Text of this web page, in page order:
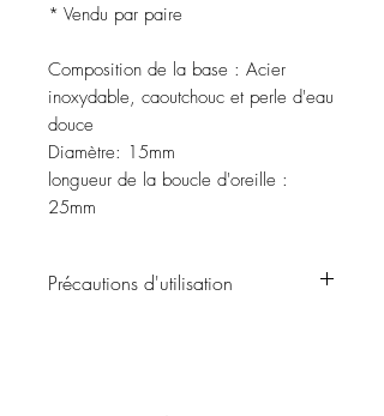
* Vendu par paire
Composition de la base : Acier
inoxydable, caoutchouc et perle d'eau
douce
Diamètre: 15mm
longueur de la boucle d'oreille :
25mm
Précautions d'utilisation